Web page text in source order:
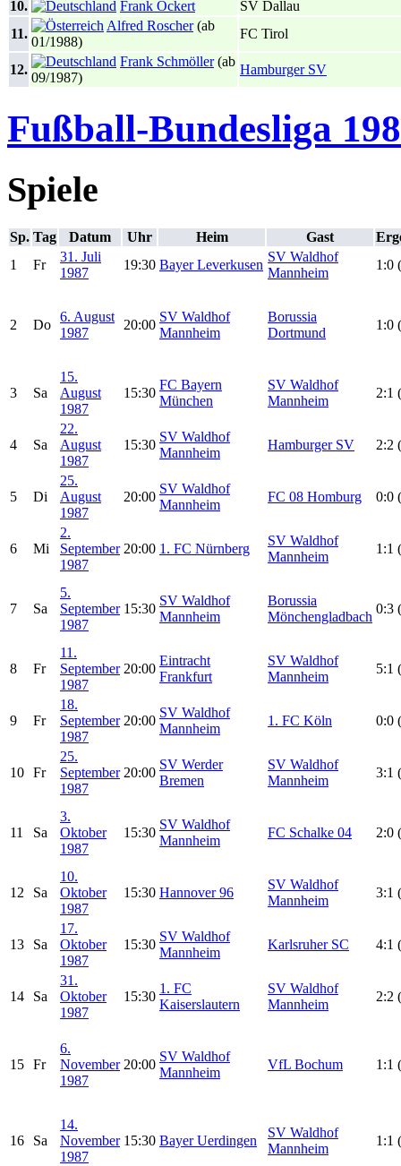
10. Frank Ockert
SV Dallau
11.
Alfred Roscher(ab
01/1988)
FC Tirol
12.
Frank Schmöller(ab
09/1987)
Hamburger SV
Fußball-Bundesliga
Spiele
Sp. Tag Datum Uhr Heim Gast
1
Fr
31. Juli
1987
19:30 Bayer Leverkusen
SV Waldhof
Mannheim
1:0
2 Do
6. August
1987
20:00
SV Waldhof
Mannheim
Borussia
Dortmund
1:0
3 Sa
15.
August
1987
15:30
FC Bayern
München
SV Waldhof
Mannheim
2:1
4 Sa
22.
August
1987
15:30
SV Waldhof
Mannheim
Hamburger SV 2:2
5 Di
25.
August
1987
20:00
SV Waldhof
Mannheim
FC 08 Homburg 0:0
6 Mi
2.
September
1987
20:00 1. FC Nürnberg
SV Waldhof
Mannheim
1:1
7 Sa
5.
September
1987
15:30
SV Waldhof
Mannheim
Borussia
Mönchengladbach
0:3
8 Fr
11.
September
1987
20:00
Eintracht
Frankfurt
SV Waldhof
Mannheim
5:1
9 Fr
18.
September
1987
20:00
SV Waldhof
Mannheim
1. FC Köln 0:0
10 Fr
25.
September
1987
20:00
SV Werder
Bremen
SV Waldhof
Mannheim
3:1
11 Sa
3.
Oktober
1987
15:30
SV Waldhof
Mannheim
FC Schalke 04 2:0
12 Sa
10.
Oktober
1987
15:30 Hannover 96
SV Waldhof
Mannheim
3:1
13 Sa
17.
Oktober
1987
15:30
SV Waldhof
Mannheim
Karlsruher SC 4:1
14 Sa
31.
Oktober
1987
15:30
1. FC
Kaiserslautern
SV Waldhof
Mannheim
2:2
15 Fr
6.
November
1987
20:00
SV Waldhof
Mannheim
VfL Bochum 1:1
16 Sa
14.
November
1987
15:30 Bayer Uerdingen
SV Waldhof
Mannheim
1:1